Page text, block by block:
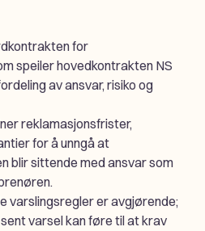
for
speiler hovedkontrakten NS
av ansvar, risiko og
reklamasjonsfrister,
for å unngå at
blir sittende med ansvar som
varslingsregler er avgjørende;
varsel kan føre til at krav